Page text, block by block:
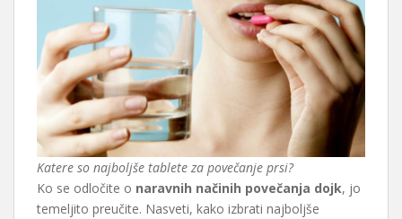
Katere so najboljše tablete za povečanje prsi?
Ko se odločite o naravnih načinih povečanja dojk, jo
temeljito preučite. Nasveti, kako izbrati najboljše